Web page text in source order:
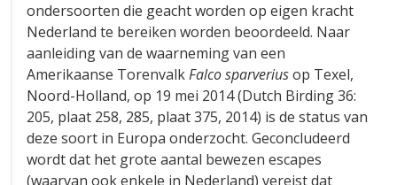
ondersoorten die geacht worden op eigen kracht
Nederland te bereiken worden beoordeeld. Naar
aanleiding van de waarneming van een
Amerikaanse TorenvalkFalco sparveriusop Texel,
Noord-Holland, op 19 mei 2014 (Dutch Birding 36:
205, plaat 258, 285, plaat 375, 2014) is de status van
deze soort in Europa onderzocht. Geconcludeerd
wordt dat het grote aantal bewezen escapes
(waarvan ook enkele in Nederland) vereist dat